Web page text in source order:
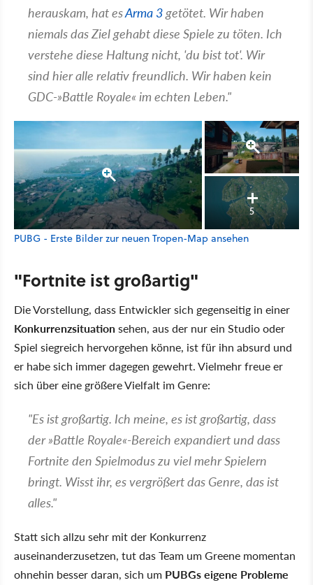
herauskam, hat esArma 3 getötet. Wir haben
niemals das Ziel gehabt diese Spiele zu töten. Ich
verstehe diese Haltung nicht, 'du bist tot'. Wir
sind hier alle relativ freundlich. Wir haben kein
GDC-»Battle Royale« im echten Leben."
5
PUBG - Erste Bilder zur neuen Tropen-Map ansehen
"Fortnite ist großartig"
Die Vorstellung, dass Entwickler sich gegenseitig in einer
Konkurrenzsituationsehen, aus der nur ein Studio oder
Spiel siegreich hervorgehen könne, ist für ihn absurd und
er habe sich immer dagegen gewehrt. Vielmehr freue er
sich über eine größere Vielfalt im Genre:
"Es ist großartig. Ich meine, es ist großartig, dass
der »Battle Royale«-Bereich expandiert und dass
Fortnite den Spielmodus zu viel mehr Spielern
bringt. Wisst ihr, es vergrößert das Genre, das ist
alles."
Statt sich allzu sehr mit der Konkurrenz
auseinanderzusetzen, tut das Team um Greene momentan
ohnehin besser daran, sich um PUBGs eigene Probleme